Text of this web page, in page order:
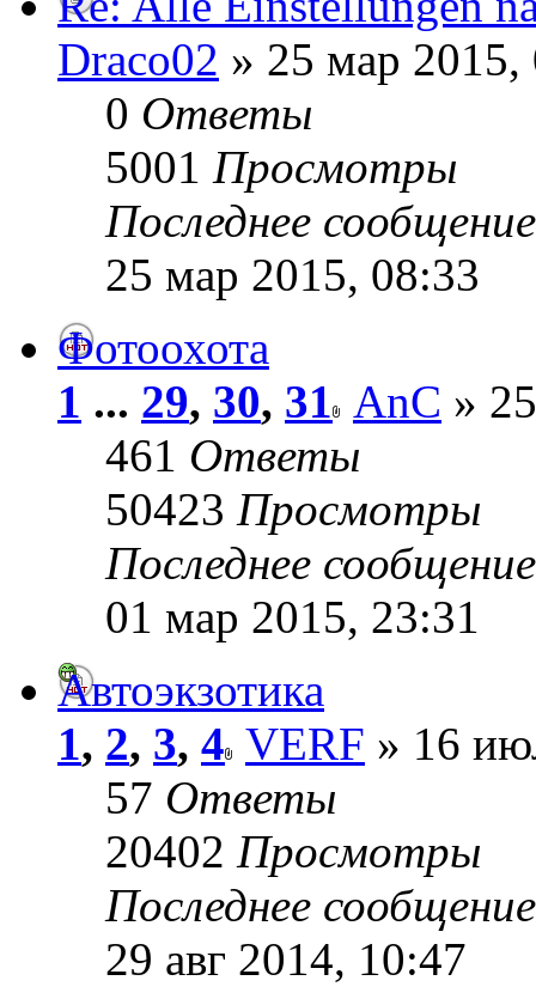
Draco02 » 25 мар 2015,
0 Ответы
5001 Просмотры
Последнее
25 мар 2015, 08:33
Фотоохота
1 ... 29, 30, 31 AnC »
461 Ответы
50423 Просмотры
Последнее
01 мар 2015, 23:31
Автоэкзотика
1, 2, 3, 4 VERF » 16
57 Ответы
20402 Просмотры
Последнее
29 авг 2014, 10:47